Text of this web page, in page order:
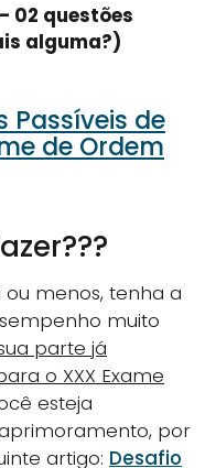
02 questões
alguma?)
Passíveis de
de Ordem
ou menos, tenha a
muito
parte já
o XXX Exame
esteja
por
artigo: Desafio